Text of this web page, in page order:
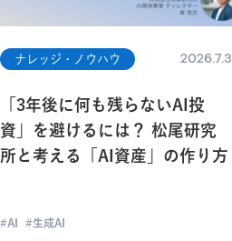
ナレッジ・ノウハウ 2026.7.3
「3年後に何も残らないAI投
資」を避けるには？ 松尾研究
所と考える「AI資産」の作り方
AI 生成AI